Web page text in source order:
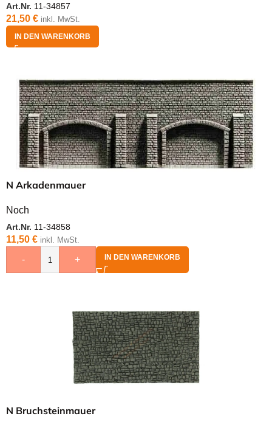
Art.Nr. 11-34857
21,50 € inkl. MwSt.
IN DEN WARENKORB
N Arkadenmauer
Noch
Art.Nr. 11-34858
11,50 € inkl. MwSt.
- + IN DEN WARENKORB
N Bruchsteinmauer